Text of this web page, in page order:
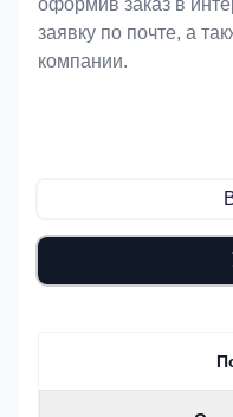
оформив заказ в
заявку по почте, а
компании.